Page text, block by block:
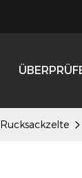
Rucksackzelte